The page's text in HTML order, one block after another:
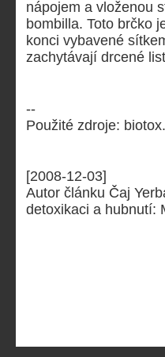
nápojem a vloženou
bombilla. Toto brčko
konci vybavené
zachytávají drcené
--
Použité zdroje:
[2008-12-03]
Autor článku Čaj
detoxikaci a hubnutí: